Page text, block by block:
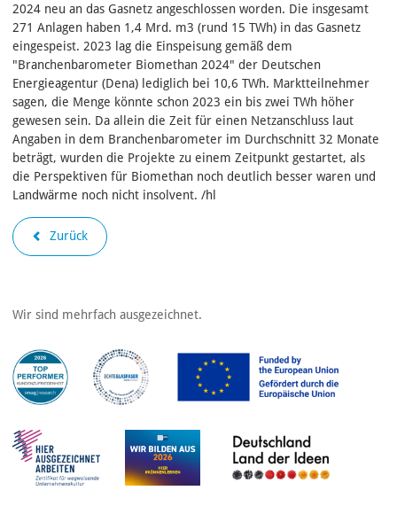
2024 neu an das Gasnetz angeschlossen worden. Die insgesamt
271 Anlagen haben 1,4 Mrd. m3 (rund 15 TWh) in das Gasnetz
eingespeist. 2023 lag die Einspeisung gemäß dem
"Branchenbarometer Biomethan 2024" der Deutschen
Energieagentur (Dena) lediglich bei 10,6 TWh. Marktteilnehmer
sagen, die Menge könnte schon 2023 ein bis zwei TWh höher
gewesen sein. Da allein die Zeit für einen Netzanschluss laut
Angaben in dem Branchenbarometer im Durchschnitt 32 Monate
beträgt, wurden die Projekte zu einem Zeitpunkt gestartet, als
die Perspektiven für Biomethan noch deutlich besser waren und
Landwärme noch nicht insolvent. /hl
Zurück
Wir sind mehrfach ausgezeichnet.